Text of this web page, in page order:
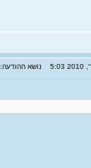
נושא ההודעה: